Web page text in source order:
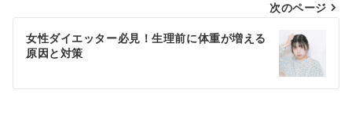
ビ
ゲ
シ
次のページ
女性ダイエッター必見！生理前に体重が増える
原因と対策